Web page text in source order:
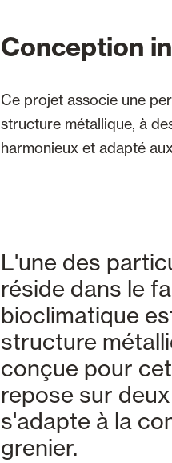
Conception
Ce projet associe une
structure métallique, à
harmonieux et adapté
L'une des
réside dans le
bioclimatique
structure
conçue pour
repose sur
s'adapte à la
grenier.